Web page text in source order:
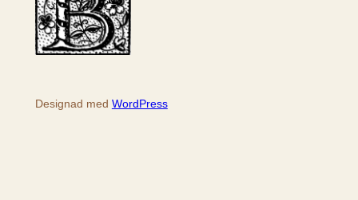
Designad med WordPress